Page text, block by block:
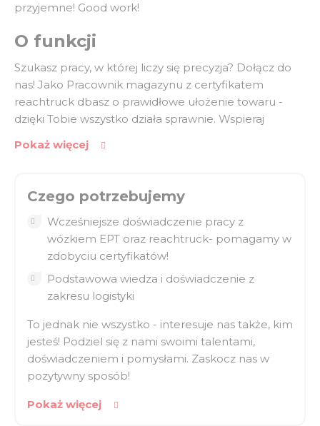
przyjemne! Good work!
O funkcji
Szukasz pracy, w której liczy się precyzja? Dołącz do
nas! Jako Pracownik magazynu z certyfikatem
reachtruck dbasz o prawidłowe ułożenie towaru -
dzięki Tobie wszystko działa sprawnie. Wspieraj
klientów. Jeśli jesteś dokładny, zaangażowany i radzisz
Praca na różnych poziomach magazynu, przy
użyciu wózka Reachtruck
Obsługa reachtrucka i wózka EPT – bezpiecznie i
sprawnie
Odkładanie towarów na właściwe miejsca, dbając
o porządek i dokładność
Godziny pracy:
System dwuzmianowym od poniedziałku do piątku.
Grafik może obejmować również soboty, w zależności
od działu
Pokaż więcej
Czego potrzebujemy
Wcześniejsze doświadczenie pracy z
wózkiem EPT oraz reachtruck- pomagamy w
zdobyciu certyfikatów!
Podstawowa wiedza i doświadczenie z
zakresu logistyki
To jednak nie wszystko - interesuje nas także, kim
jesteś! Podziel się z nami swoimi talentami,
doświadczeniem i pomysłami. Zaskocz nas w
pozytywny sposób!
Pokaż więcej